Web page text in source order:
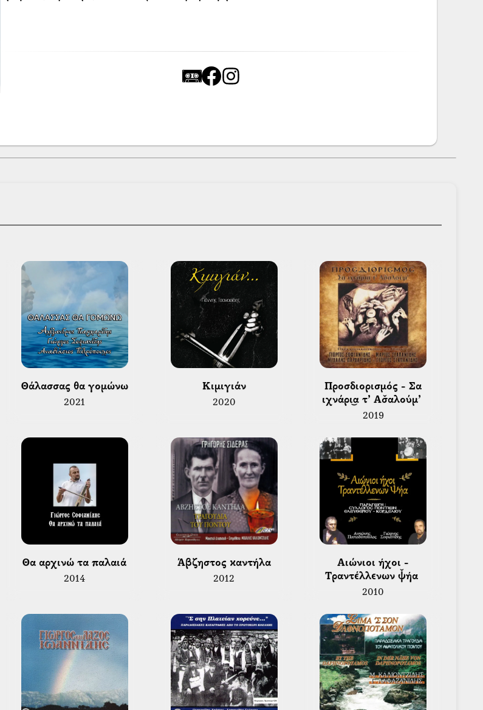
Θάλασσας θα γομώνω
2021
Κιμιγιάν
2020
Προσδιορισμός - Σα
ιχνάρι͜α τ’ Ασ̌αλούμ’
2019
Θα αρχινώ τα παλαιά
2014
Άβζηστος καντήλα
2012
Αιώνιοι ήχοι -
Τραντέλλενων ψ̌ήα
2010